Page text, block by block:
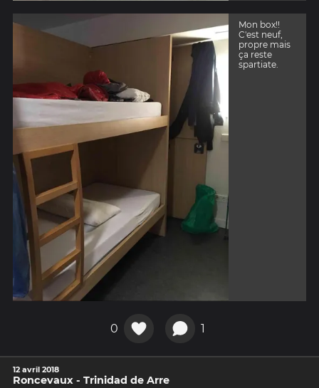
Mon box!!
C'est neuf,
propre mais
ça reste
spartiate.
0 1
12 avril 2018
Roncevaux - Trinidad de Arre